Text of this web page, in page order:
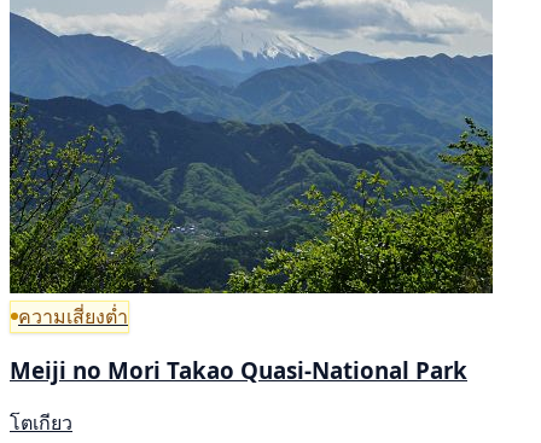
ความเสี่ยงต่ำ
Meiji no Mori Takao Quasi-National Park
โตเกียว